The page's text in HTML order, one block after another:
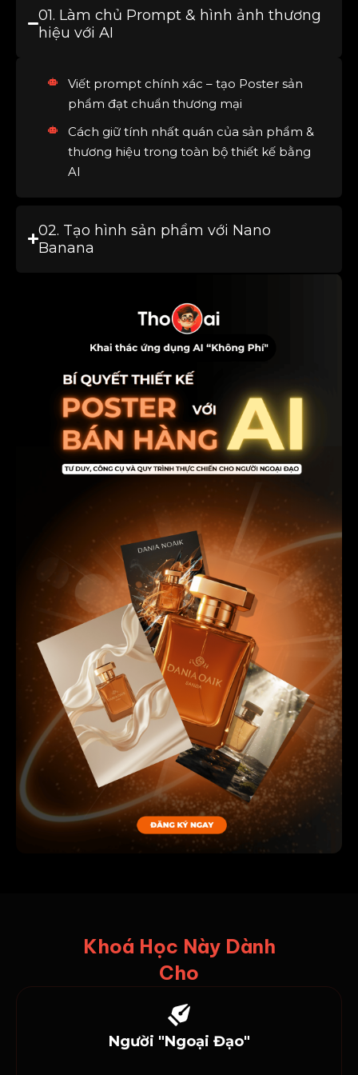
01. Làm chủ Prompt & hình ảnh thương
hiệu với AI
Viết prompt chính xác – tạo Poster sản
phẩm đạt chuẩn thương mại
Cách giữ tính nhất quán của sản phẩm &
thương hiệu trong toàn bộ thiết kế bằng
AI
02. Tạo hình sản phẩm với Nano
Banana
Khoá Học Này Dành
Cho
Người "Ngoại Đạo"